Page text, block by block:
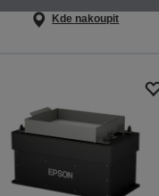
Kde nakoupit